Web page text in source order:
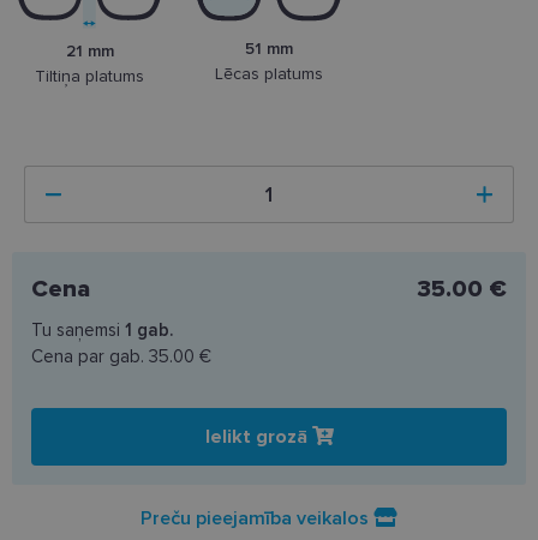
21 mm
Tiltiņa platums
51 mm
Lēcas platums
Cena 35.00 €
Tu saņemsi 1 gab.
Cena par gab. 35.00 €
Ielikt grozā
Preču pieejamība veikalos